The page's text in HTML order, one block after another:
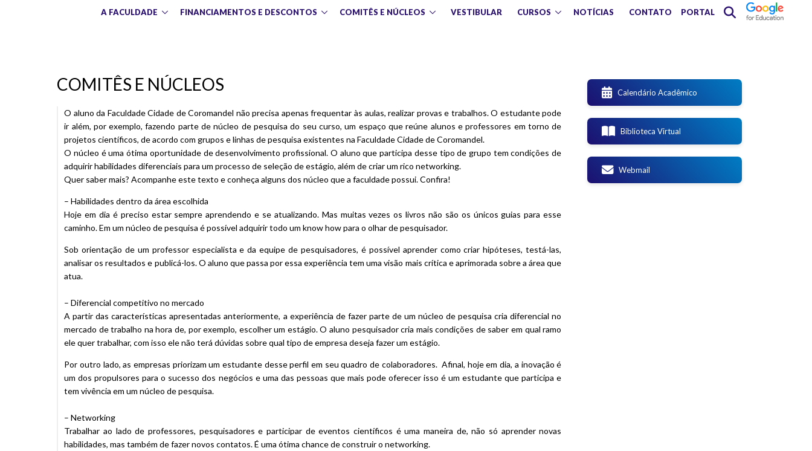
A FACULDADE FINANCIAMENTOS E DESCONTOS COMITÊS E NÚCLEOS VESTIBULAR CURSOS NOTÍCIAS CONTATO PORTAL
COMITÊS E NÚCLEOS
O aluno da Faculdade Cidade de Coromandel não precisa apenas frequentar às aulas, realizar provas e trabalhos. O estudante pode
ir além, por exemplo, fazendo parte de núcleo de pesquisa do seu curso, um espaço que reúne alunos e professores em torno de
projetos científicos, de acordo com grupos e linhas de pesquisa existentes na Faculdade Cidade de Coromandel.
O núcleo é uma ótima oportunidade de desenvolvimento profissional. O aluno que participa desse tipo de grupo tem condições de
adquirir habilidades diferenciais para um processo de seleção de estágio, além de criar um rico networking.
Quer saber mais? Acompanhe este texto e conheça alguns dos núcleo que a faculdade possui. Confira!
– Habilidades dentro da área escolhida
Hoje em dia é preciso estar sempre aprendendo e se atualizando. Mas muitas vezes os livros não são os únicos guias para esse
caminho. Em um núcleo de pesquisa é possível adquirir todo um know how para o olhar de pesquisador.
Sob orientação de um professor especialista e da equipe de pesquisadores, é possível aprender como criar hipóteses, testá-las,
analisar os resultados e publicá-los. O aluno que passa por essa experiência tem uma visão mais crítica e aprimorada sobre a área que
atua.
– Diferencial competitivo no mercado
A partir das características apresentadas anteriormente, a experiência de fazer parte de um núcleo de pesquisa cria diferencial no
mercado de trabalho na hora de, por exemplo, escolher um estágio. O aluno pesquisador cria mais condições de saber em qual ramo
ele quer trabalhar, com isso ele não terá dúvidas sobre qual tipo de empresa deseja fazer um estágio.
Por outro lado, as empresas priorizam um estudante desse perfil em seu quadro de colaboradores. Afinal, hoje em dia, a inovação é
um dos propulsores para o sucesso dos negócios e uma das pessoas que mais pode oferecer isso é um estudante que participa e
tem vivência em um núcleo de pesquisa.
– Networking
Trabalhar ao lado de professores, pesquisadores e participar de eventos científicos é uma maneira de, não só aprender novas
habilidades, mas também de fazer novos contatos. É uma ótima chance de construir o networking.
Calendário Acadêmico
Biblioteca Virtual
Webmail